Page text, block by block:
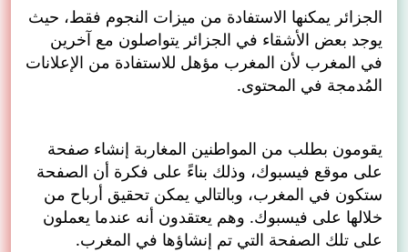
الجزائر يمكنها الاستفادة من ميزات النجوم فقط، حيث
يوجد بعض الأشقاء في الجزائر يتواصلون مع آخرين
في المغرب لأن المغرب مؤهل للاستفادة من الإعلانات
المُدمجة في المحتوى.
يقومون بطلب من المواطنين المغاربة إنشاء صفحة
على موقع فيسبوك، وذلك بناءً على فكرة أن الصفحة
ستكون في المغرب، وبالتالي يمكن تحقيق أرباح من
خلالها على فيسبوك. وهم يعتقدون أنه عندما يعملون
على تلك الصفحة التي تم إنشاؤها في المغرب.